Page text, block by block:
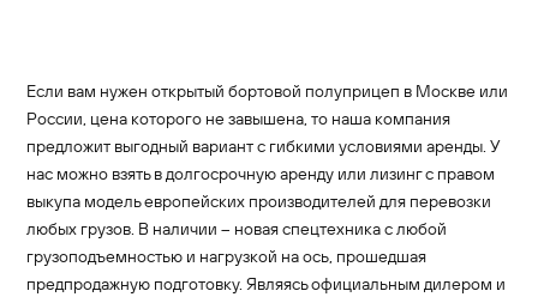
Если вам нужен открытый бортовой полуприцеп в Москве или
России, цена которого не завышена, то наша компания
предложит выгодный вариант с гибкими условиями аренды. У
нас можно взять в долгосрочную аренду или лизинг с правом
выкупа модель европейских производителей для перевозки
любых грузов. В наличии – новая спецтехника с любой
грузоподъемностью и нагрузкой на ось, прошедшая
предпродажную подготовку. Являясь официальным дилером и